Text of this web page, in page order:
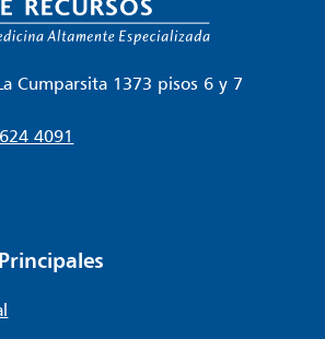
Cumparsita 1373 pisos 6 y 7
4091